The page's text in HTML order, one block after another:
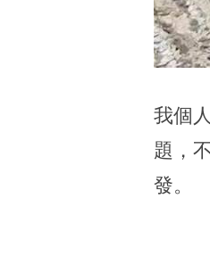
我個
題，
發。